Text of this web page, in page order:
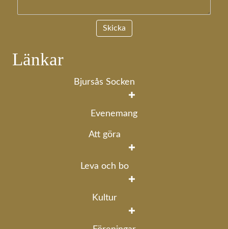
Länkar
Bjursås Socken
Evenemang
Att göra
Leva och bo
Kultur